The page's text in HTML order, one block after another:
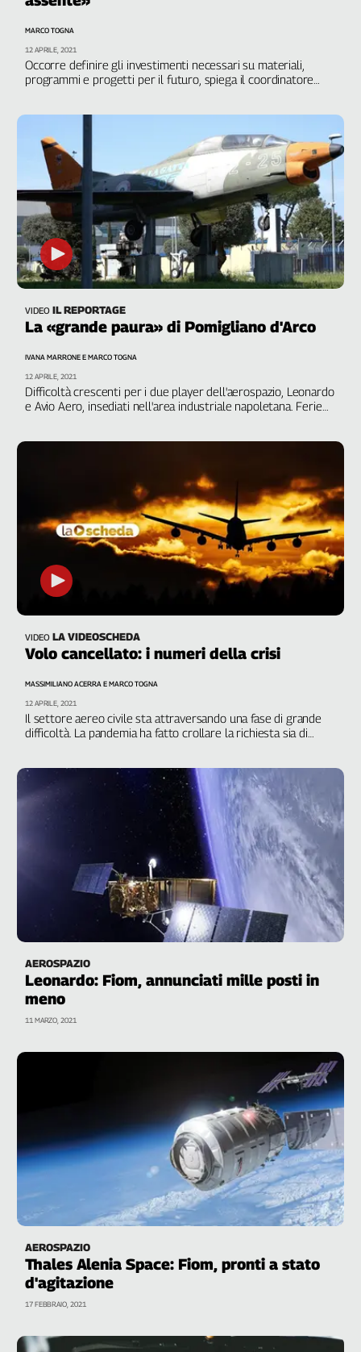
Occorre definire gli investimenti necessari su materiali,
programmi e progetti per il futuro, spiega il coordinatore
MARCO TOGNA
12 APRILE, 2021
VIDEO IL REPORTAGE
La «grande paura» di Pomigliano d'Arco
Difficoltà crescenti per i due player dell'aerospazio, Leonardo
e Avio Aero, insediati nell'area industriale napoletana. Ferie
IVANA MARRONE E MARCO TOGNA
12 APRILE, 2021
VIDEO LA VIDEOSCHEDA
Volo cancellato: i numeri della crisi
Il settore aereo civile sta attraversando una fase di grande
difficoltà. La pandemia ha fatto crollare la richiesta sia di
2024
MASSIMILIANO ACERRA E MARCO TOGNA
12 APRILE, 2021
AEROSPAZIO
Leonardo: Fiom, annunciati mille posti in
meno
11 MARZO, 2021
AEROSPAZIO
Thales Alenia Space: Fiom, pronti a stato
d'agitazione
17 FEBBRAIO, 2021